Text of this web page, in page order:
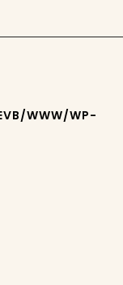
WWW/WP-